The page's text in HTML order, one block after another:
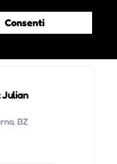
Consenti
Julian
BZ